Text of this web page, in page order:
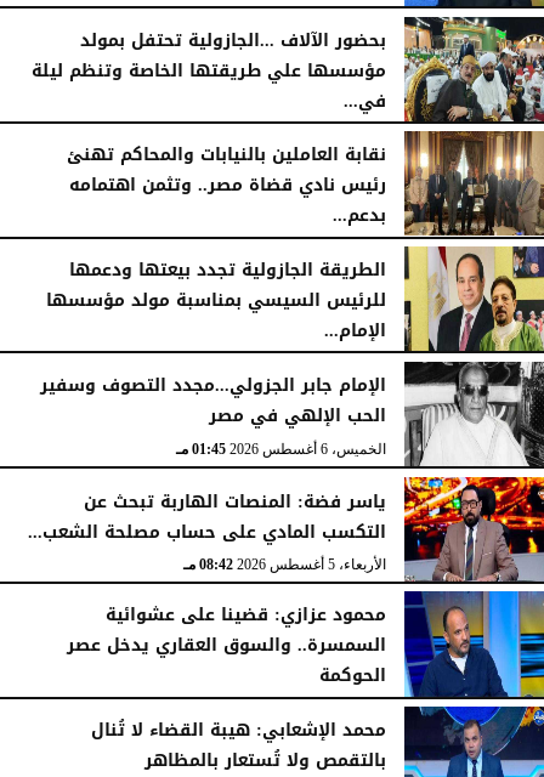
بحضور الآلاف ...الجازولية تحتفل بمولد
مؤسسها علي طريقتها الخاصة وتنظم ليلة
في...
الجمعة، 7 أغسطس 2026
نقابة العاملين بالنيابات والمحاكم تهنئ
رئيس نادي قضاة مصر.. وتثمن اهتمامه
بدعم...
الخميس، 6 أغسطس 2026
الطريقة الجازولية تجدد بيعتها ودعمها
للرئيس السيسي بمناسبة مولد مؤسسها
الإمام...
الخميس، 6 أغسطس 2026
الإمام جابر الجزولي...مجدد التصوف وسفير
الحب الإلهي في مصر
الخميس، 6 أغسطس 2026 01:45 مـ
ياسر فضة: المنصات الهاربة تبحث عن
التكسب المادي على حساب مصلحة الشعب...
الأربعاء، 5 أغسطس 2026 08:42 مـ
محمود عزازي: قضينا على عشوائية
السمسرة.. والسوق العقاري يدخل عصر
الحوكمة
الأربعاء، 5 أغسطس 2026
محمد الإشعابي: هيبة القضاء لا تُنال
بالتقمص ولا تُستعار بالمظاهر